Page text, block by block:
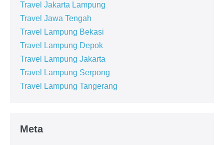
Travel Jakarta Lampung
Travel Jawa Tengah
Travel Lampung Bekasi
Travel Lampung Depok
Travel Lampung Jakarta
Travel Lampung Serpong
Travel Lampung Tangerang
Meta